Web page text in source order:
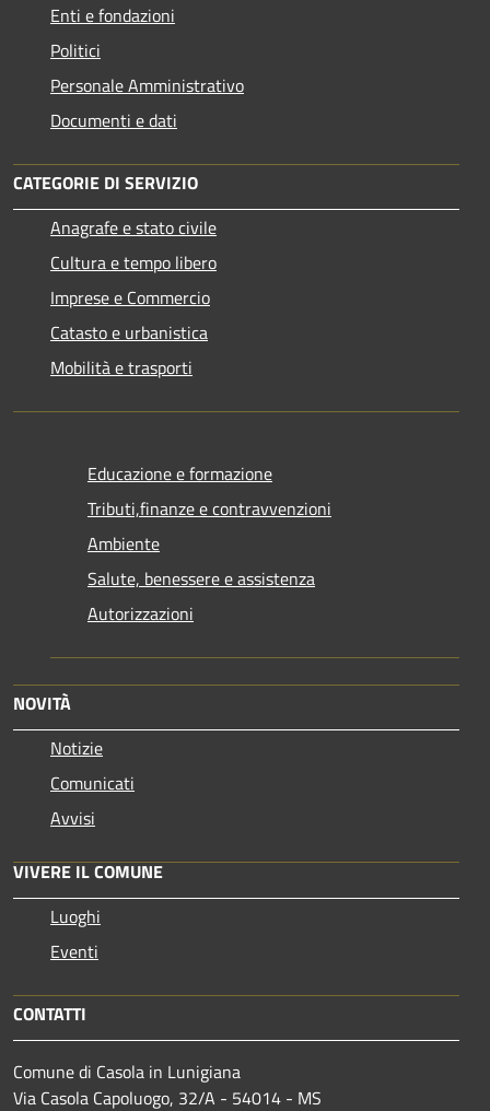
Enti e fondazioni
Politici
Personale Amministrativo
Documenti e dati
CATEGORIE DI SERVIZIO
Anagrafe e stato civile
Cultura e tempo libero
Imprese e Commercio
Catasto e urbanistica
Mobilità e trasporti
Educazione e formazione
Tributi,finanze e contravvenzioni
Ambiente
Salute, benessere e assistenza
Autorizzazioni
NOVITÀ
Notizie
Comunicati
Avvisi
VIVERE IL COMUNE
Luoghi
Eventi
CONTATTI
Comune di Casola in Lunigiana
Via Casola Capoluogo, 32/A - 54014 - MS